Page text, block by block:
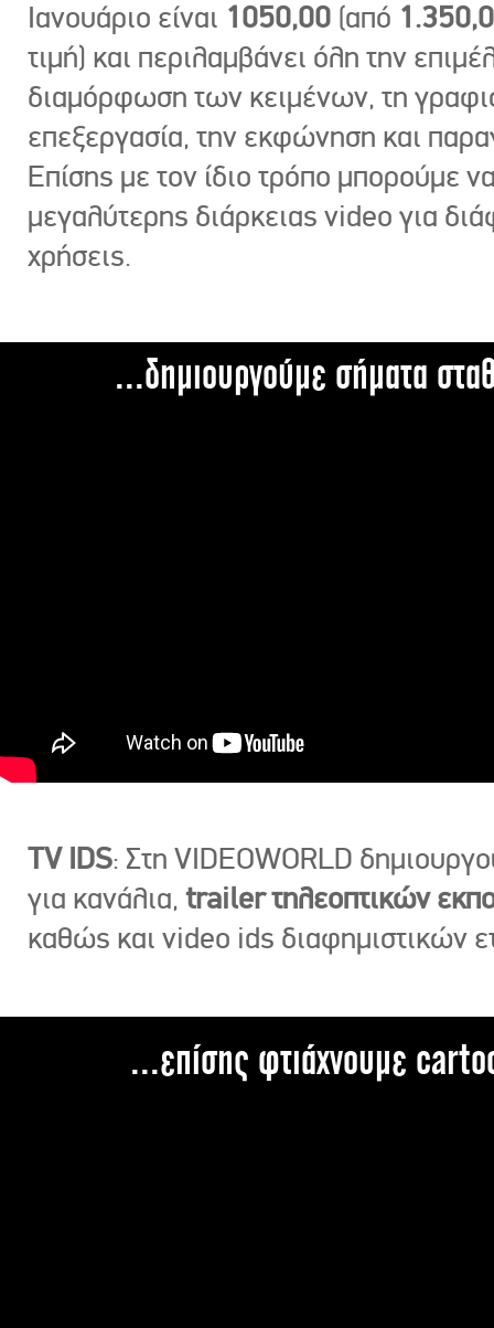
Ιανουάριο είναι 1050,00 (από
τιμή) και περιλαμβάνει όλη την
διαμόρφωση των κειμένων, τη
επεξεργασία, την εκφώνηση και
Επίσης με τον ίδιο τρόπο μπορούμε
μεγαλύτερης διάρκειας video για
χρήσεις.
...δημιουργούμε σήματα
TV IDS: Στη VIDEOWORLD
για κανάλια, trailer τηλεοπτικών
καθώς και video ids διαφημιστικών
...επίσης φτιάχνουμε